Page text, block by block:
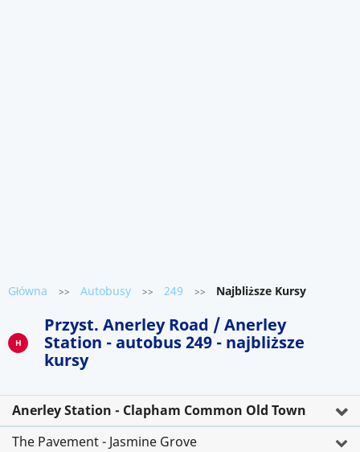
Główna >> Autobusy >> 249 >> Najbliższe Kursy
H
Przyst. Anerley Road / Anerley
Station - autobus 249 - najbliższe
kursy
Anerley Station - Clapham Common Old Town
The Pavement - Jasmine Grove